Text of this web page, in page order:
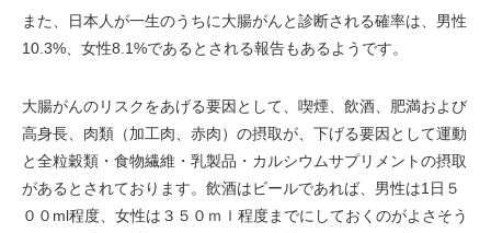
また、日本人が一生のうちに大腸がんと診断される確率は、男性
10.3%、女性8.1%であるとされる報告もあるようです。
大腸がんのリスクをあげる要因として、喫煙、飲酒、肥満および
高身長、肉類（加工肉、赤肉）の摂取が、下げる要因として運動
と全粒穀類・食物繊維・乳製品・カルシウムサプリメントの摂取
があるとされております。飲酒はビールであれば、男性は1日５
００ml程度、女性は３５０ｍｌ程度までにしておくのがよさそう